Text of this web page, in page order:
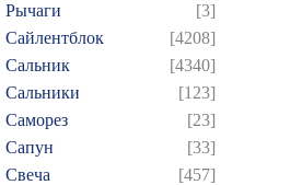
Рычаги
[3]
Сайлентблок
[4208]
Сальник
[4340]
Сальники
[123]
Саморез
[23]
Сапун
[33]
Свеча
[457]